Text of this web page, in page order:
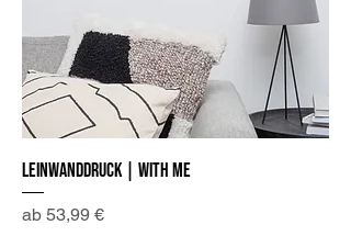
Leinwanddruck | With me
ab 53,99 €
Sale-Preis